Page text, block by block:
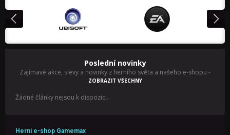
Poslední novinky
Zajímavé akce, slevy a novinky z herního světa a našeho e-shopu -
ZOBRAZIT VŠECHNY
Žádné články nejsou k dispozici.
Herní e-shop Gamemax